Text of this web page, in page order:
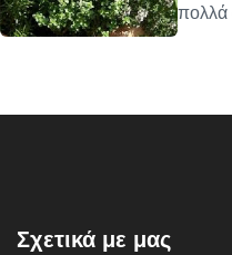
πολλά
Σχετικά με μας